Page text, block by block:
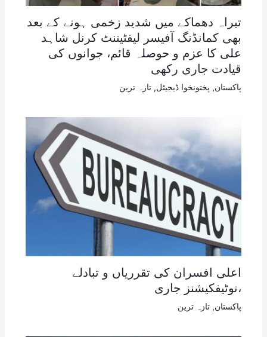
تیراہ دھماکے میں شدید زخمی ہونے کے بعد
بھی کمانڈنگ آفیسر لیفٹیننٹ کرنل شاہد
علی کا عزم و حوصلہ قائم، جوانوں کی
قیادت جاری رکھی
پاکستان پختونخوا ڈیجیٹل تازہ ترین
اعلی افسران کی تقرریاں و تبادلے
،نوٹیفکیشنز جاری
پاکستان تازہ ترین